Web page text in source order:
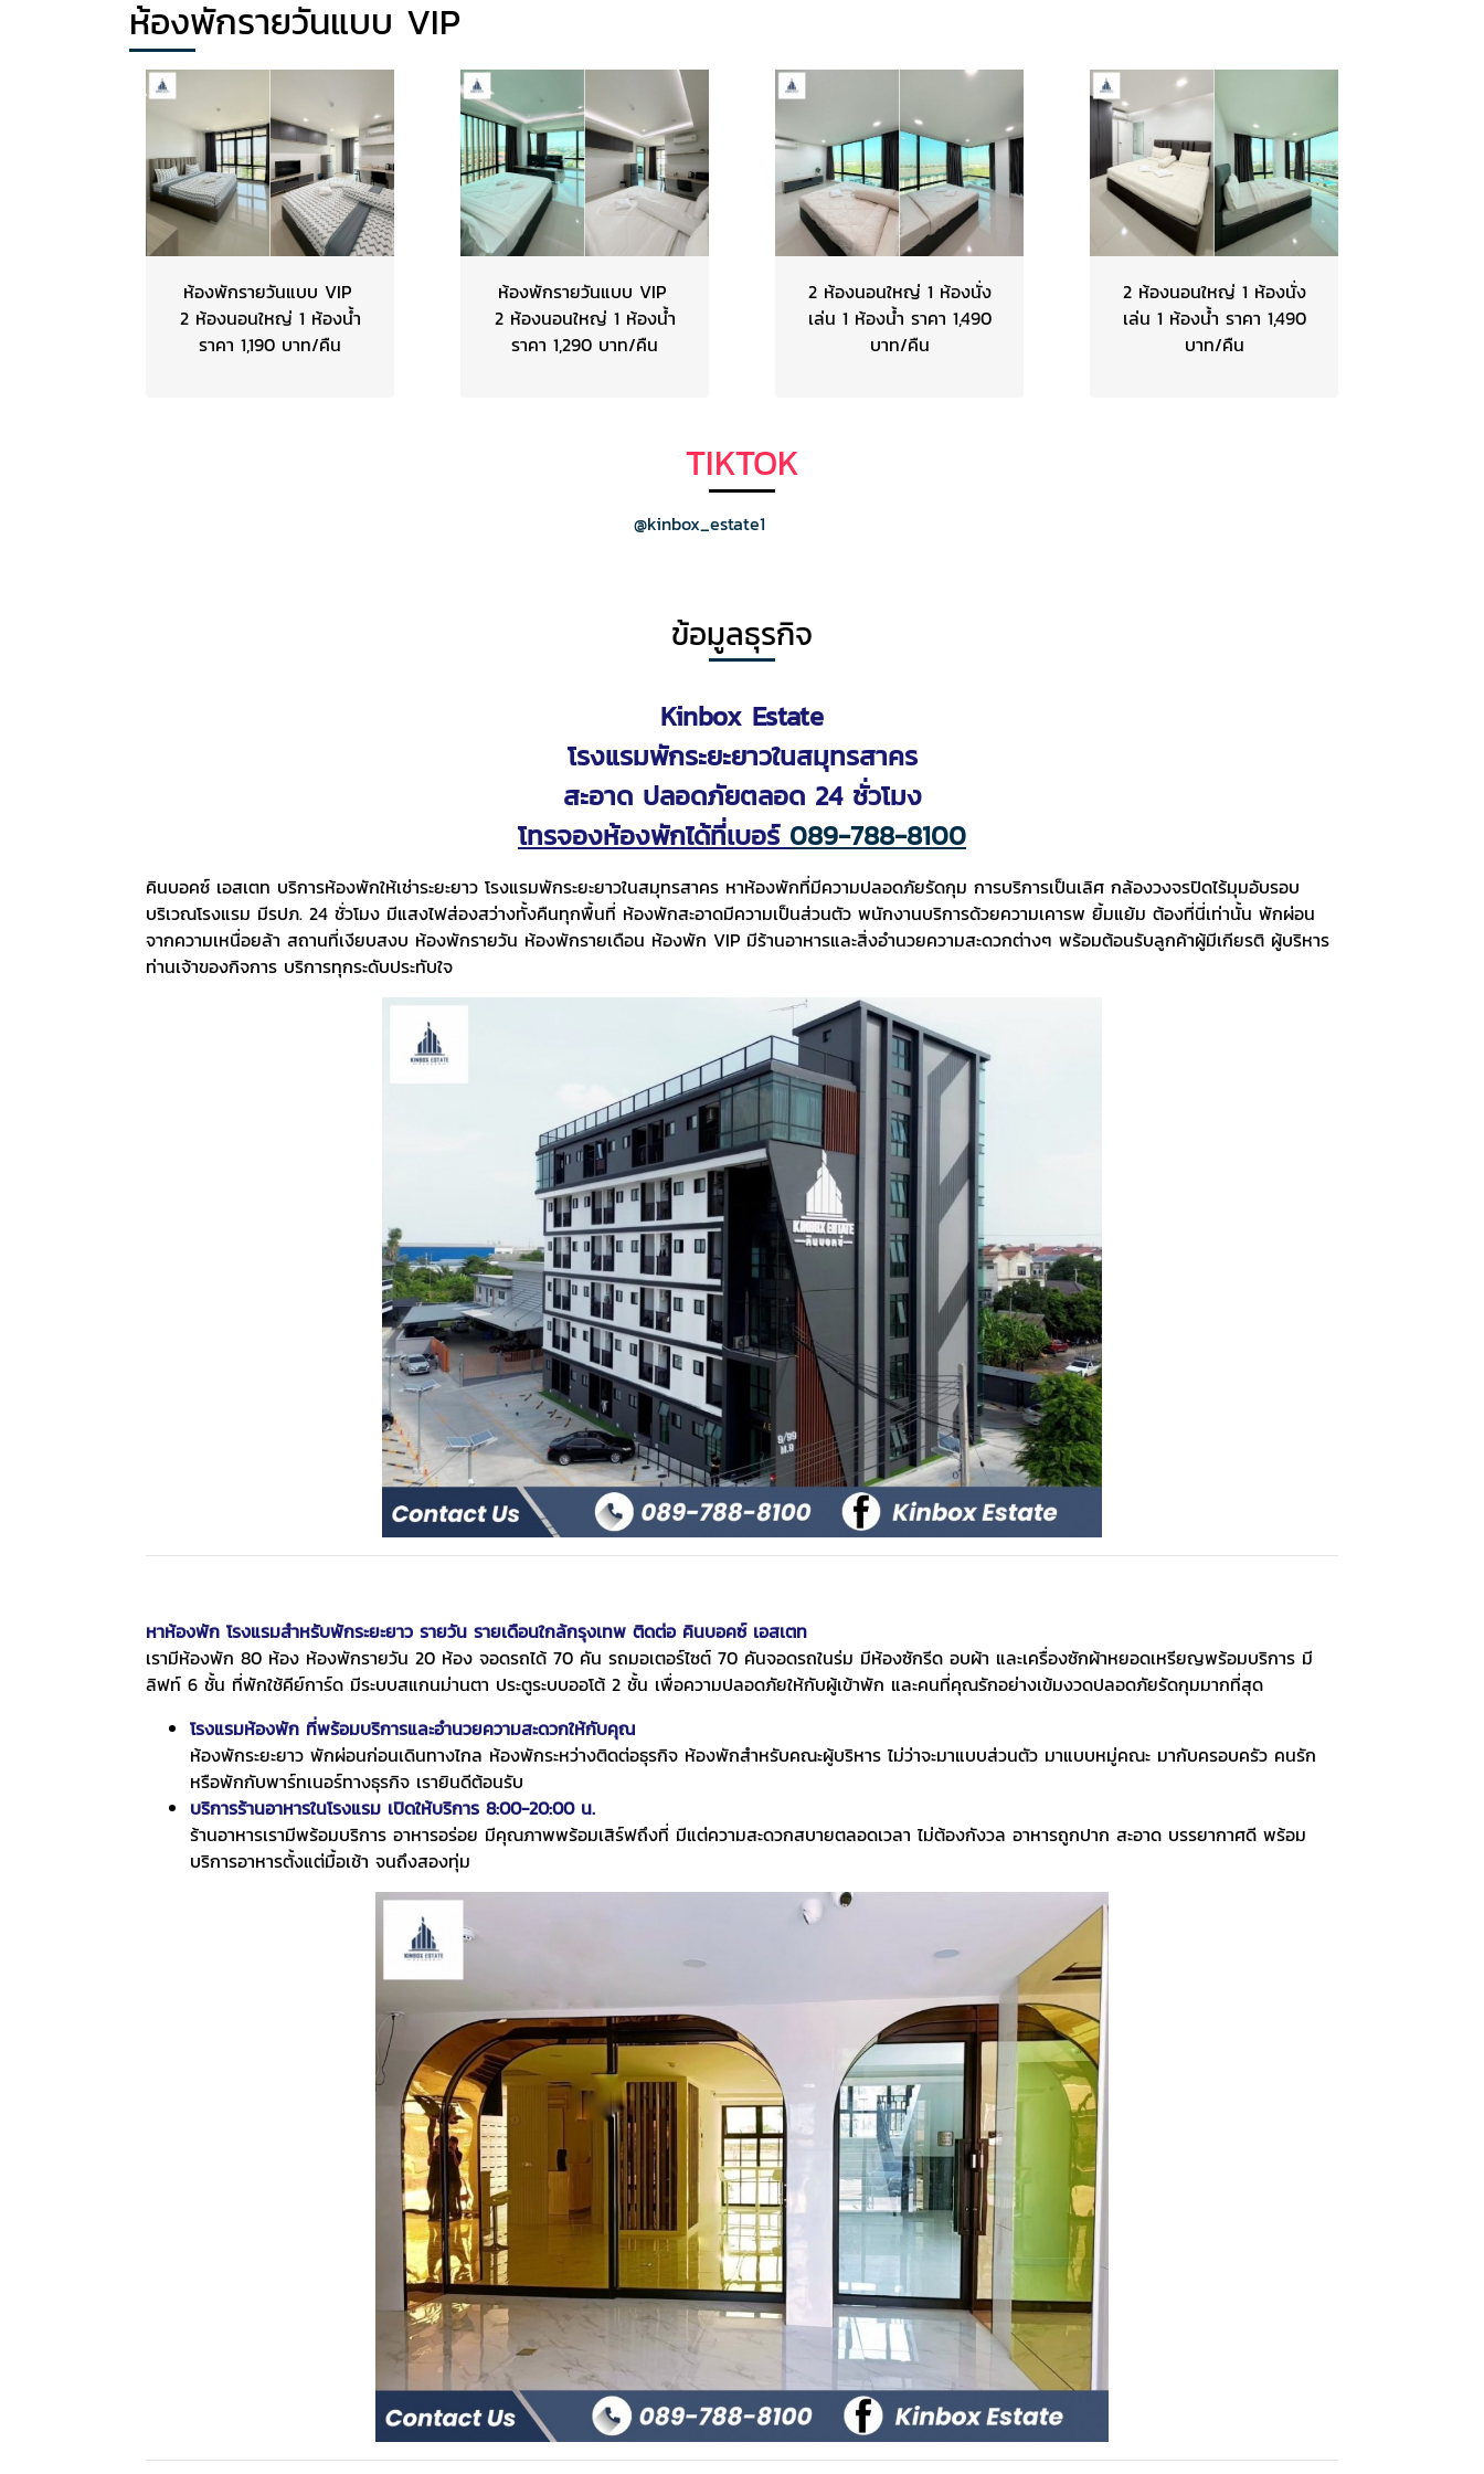
ห้องพักรายวันแบบ VIP
ห้องพักรายวันแบบ VIP
2 ห้องนอนใหญ่ 1 ห้องน้ำ
ราคา 1,190 บาท/คืน
ห้องพักรายวันแบบ VIP
2 ห้องนอนใหญ่ 1 ห้องน้ำ
ราคา 1,290 บาท/คืน
2 ห้องนอนใหญ่ 1 ห้องนั่ง
เล่น 1 ห้องน้ำ ราคา 1,490
บาท/คืน
2 ห้องนอนใหญ่ 1 ห้องนั่ง
เล่น 1 ห้องน้ำ ราคา 1,490
บาท/คืน
TIKTOK
@kinbox_estate1
ข้อมูลธุรกิจ
Kinbox Estate
โรงแรมพักระยะยาวในสมุทรสาคร
สะอาด ปลอดภัยตลอด 24 ชั่วโมง
โทรจองห้องพักได้ที่เบอร์ 089-788-8100
คินบอคซ์ เอสเตท บริการห้องพักให้เช่าระยะยาว โรงแรมพักระยะยาวในสมุทรสาคร หาห้องพักที่มีความปลอดภัยรัดกุม การบริการเป็นเลิศ กล้องวงจรปิดไร้มุมอับรอบ
บริเวณโรงแรม มีรปภ. 24 ชั่วโมง มีแสงไฟส่องสว่างทั้งคืนทุกพื้นที่ ห้องพักสะอาดมีความเป็นส่วนตัว พนักงานบริการด้วยความเคารพ ยิ้มแย้ม ต้องที่นี่เท่านั้น พักผ่อน
จากความเหนื่อยล้า สถานที่เงียบสงบ ห้องพักรายวัน ห้องพักรายเดือน ห้องพัก VIP มีร้านอาหารและสิ่งอำนวยความสะดวกต่างๆ พร้อมต้อนรับลูกค้าผู้มีเกียรติ ผู้บริหาร
ท่านเจ้าของกิจการ บริการทุกระดับประทับใจ
หาห้องพัก โรงแรมสำหรับพักระยะยาว รายวัน รายเดือนใกล้กรุงเทพ ติดต่อ คินบอคซ์ เอสเตท
เรามีห้องพัก 80 ห้อง ห้องพักรายวัน 20 ห้อง จอดรถได้ 70 คัน รถมอเตอร์ไซต์ 70 คันจอดรถในร่ม มีห้องซักรีด อบผ้า และเครื่องซักผ้าหยอดเหรียญพร้อมบริการ มี
ลิฟท์ 6 ชั้น ที่พักใช้คีย์การ์ด มีระบบสแกนม่านตา ประตูระบบออโต้ 2 ชั้น เพื่อความปลอดภัยให้กับผู้เข้าพัก และคนที่คุณรักอย่างเข้มงวดปลอดภัยรัดกุมมากที่สุด
โรงแรมห้องพัก ที่พร้อมบริการและอำนวยความสะดวกให้กับคุณ
ห้องพักระยะยาว พักผ่อนก่อนเดินทางไกล ห้องพักระหว่างติดต่อธุรกิจ ห้องพักสำหรับคณะผู้บริหาร ไม่ว่าจะมาแบบส่วนตัว มาแบบหมู่คณะ มากับครอบครัว คนรัก
หรือพักกับพาร์ทเนอร์ทางธุรกิจ เรายินดีต้อนรับ
บริการร้านอาหารในโรงแรม เปิดให้บริการ 8:00-20:00 น.
ร้านอาหารเรามีพร้อมบริการ อาหารอร่อย มีคุณภาพพร้อมเสิร์ฟถึงที่ มีแต่ความสะดวกสบายตลอดเวลา ไม่ต้องกังวล อาหารถูกปาก สะอาด บรรยากาศดี พร้อม
บริการอาหารตั้งแต่มื้อเช้า จนถึงสองทุ่ม